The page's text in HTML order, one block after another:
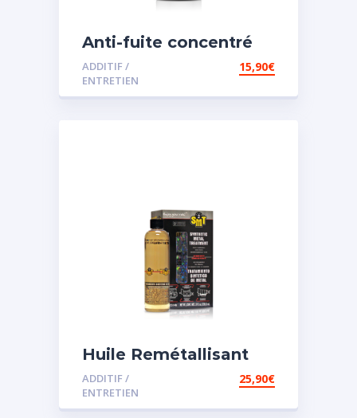
Anti-fuite concentré
pour direction
assistée
ADDITIF /
ENTRETIEN
15,90€
Huile Remétallisant
Moteur SMT2
ADDITIF /
ENTRETIEN
25,90€